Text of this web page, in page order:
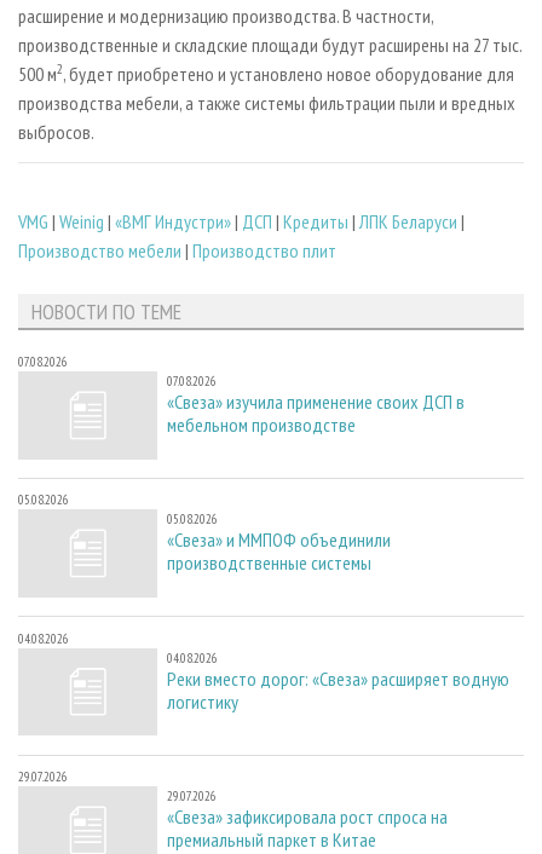
ЦБП
ИНСТРУМЕНТ И МАТЕРИАЛЫ
ГАЗЕТА ЛЕСПРОМФОРУМ
БИБЛИОТЕКА СПЕЦИАЛИСТА
расширение и модернизацию производства. В частности,
производственные и складские площади будут расширены на 27 тыс.
500 м2, будет приобретено и установлено новое оборудование для
производства мебели, а также системы фильтрации пыли и вредных
выбросов.
VMG | Weinig | «ВМГ Индустри»| ДСП | Кредиты |ЛПК Беларуси |
Производство мебели | Производство плит
НОВОСТИ ПО ТЕМЕ
07.08.2026
07.08.2026
«Свеза» изучила применение своих ДСП в
мебельном производстве
05.08.2026
05.08.2026
«Свеза» и ММПОФ объединили
производственные системы
04.08.2026
04.08.2026
Реки вместо дорог: «Свеза» расширяет водную
логистику
29.07.2026
29.07.2026
«Свеза» зафиксировала рост спроса на
премиальный паркет в Китае